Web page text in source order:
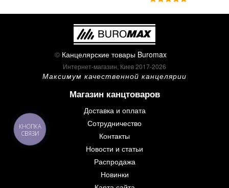
© Канцелярские товары Buromax
Интернет-магазин, Киев 2017-2026
Максимум качественной канцелярии
Магазин канцтоваров
Доставка и оплата
Сотрудничество
Контакты
Новости и статьи
Распродажа
Новинки
КНОПКА
СВЯЗИ